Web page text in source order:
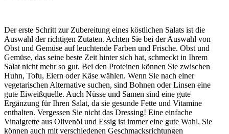
Der erste Schritt zur Zubereitung eines köstlichen Salats ist die
Auswahl der richtigen Zutaten. Achten Sie bei der Auswahl von
Obst und Gemüse auf leuchtende Farben und Frische. Obst und
Gemüse, das seine beste Zeit hinter sich hat, schmeckt in Ihrem
Salat nicht mehr so gut. Bei den Proteinen können Sie zwischen
Huhn, Tofu, Eiern oder Käse wählen. Wenn Sie nach einer
vegetarischen Alternative suchen, sind Bohnen oder Linsen eine
gute Eiweißquelle. Auch Nüsse und Samen sind eine gute
Ergänzung für Ihren Salat, da sie gesunde Fette und Vitamine
enthalten. Vergessen Sie nicht das Dressing! Eine einfache
Vinaigrette aus Olivenöl und Essig ist immer eine gute Wahl. Sie
können auch mit verschiedenen Geschmacksrichtungen